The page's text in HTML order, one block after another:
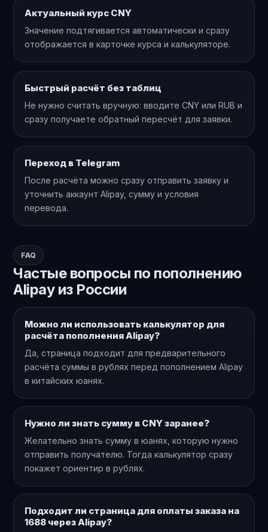
Актуальный курс CNY
Значение подтягивается автоматически и сразу
отображается в карточке курса и калькуляторе.
Быстрый расчёт без таблиц
Не нужно считать вручную: вводите CNY или RUB и
сразу получаете обратный пересчёт для заявки.
Переход в Telegram
После расчёта можно сразу отправить заявку и
уточнить аккаунт Alipay, сумму и условия
перевода.
FAQ
Частые вопросы по пополнению
Alipay из России
Можно ли использовать калькулятор для
расчёта пополнения Alipay?
Да, страница подходит для предварительного
расчёта суммы в рублях перед пополнением Alipay
в китайских юанях.
Нужно ли знать сумму в CNY заранее?
Желательно знать сумму в юанях, которую нужно
отправить получателю. Тогда калькулятор сразу
покажет ориентир в рублях.
Подходит ли страница для оплаты заказа на
1688 через Alipay?